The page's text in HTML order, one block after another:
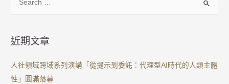
近期文章
人社領域跨域系列演講「從提示到委託：代理型AI時代的人類主體
性」圓滿落幕